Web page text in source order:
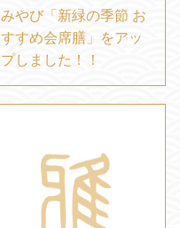
みやび「新緑の季節 お
すすめ会席膳」をアッ
プしました！！